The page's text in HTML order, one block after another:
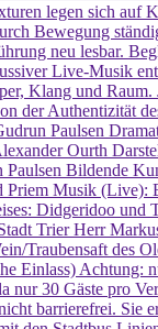
legen sich auf
Bewegung
neu lesbar.
Live-Musik
Klang und Raum.
der Authentizität
Paulsen
Ourth
Paulsen Bildende
Priem Musik (Live):
Didgeridoo und
Trier Herr
Traubensaft des
Einlass) Achtung:
nur 30 Gäste pro
barrierefrei. Sie